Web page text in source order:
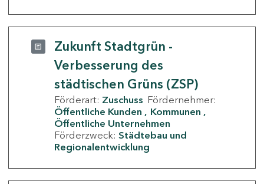
Zukunft Stadtgrün -
Verbesserung des
städtischen Grüns (ZSP)
Förderart: Zuschuss Fördernehmer:
Öffentliche Kunden
Kommunen
Öffentliche Unternehmen
Förderzweck: Städtebau und
Regionalentwicklung